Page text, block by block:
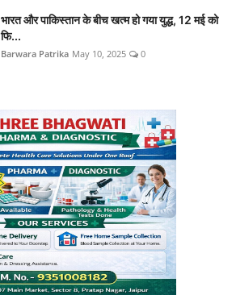
भारत और पाकिस्तान के बीच खत्म हो गया युद्ध, 12 मई को
फि...
Barwara Patrika May 10, 2025 0